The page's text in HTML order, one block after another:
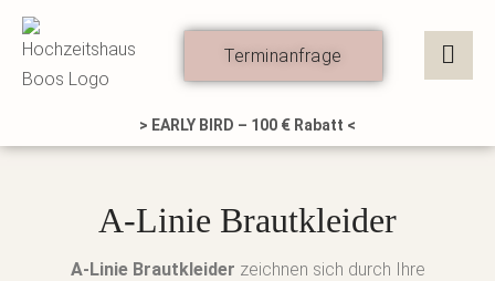
Zum
Inhalt
springen
Terminanfrage
> EARLY BIRD – 100 € Rabatt <
A-Linie Brautkleider
A-Linie Brautkleider zeichnen sich durch Ihre